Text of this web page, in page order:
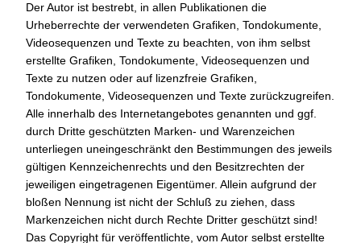
Der Autor ist bestrebt, in allen Publikationen die
Urheberrechte der verwendeten Grafiken, Tondokumente,
Videosequenzen und Texte zu beachten, von ihm selbst
erstellte Grafiken, Tondokumente, Videosequenzen und
Texte zu nutzen oder auf lizenzfreie Grafiken,
Tondokumente, Videosequenzen und Texte zurückzugreifen.
Alle innerhalb des Internetangebotes genannten und ggf.
durch Dritte geschützten Marken- und Warenzeichen
unterliegen uneingeschränkt den Bestimmungen des jeweils
gültigen Kennzeichenrechts und den Besitzrechten der
jeweiligen eingetragenen Eigentümer. Allein aufgrund der
bloßen Nennung ist nicht der Schluß zu ziehen, dass
Markenzeichen nicht durch Rechte Dritter geschützt sind!
Das Copyright für veröffentlichte, vom Autor selbst erstellte